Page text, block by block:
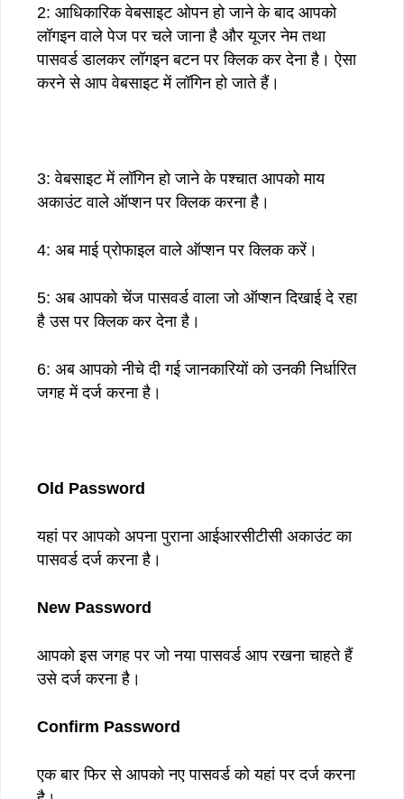
2: आधिकारिक वेबसाइट ओपन हो जाने के बाद आपको
लॉगइन वाले पेज पर चले जाना है और यूजर नेम तथा
पासवर्ड डालकर लॉगइन बटन पर क्लिक कर देना है। ऐसा
करने से आप वेबसाइट में लॉगिन हो जाते हैं।
3: वेबसाइट में लॉगिन हो जाने के पश्चात आपको माय
अकाउंट वाले ऑप्शन पर क्लिक करना है।
4: अब माई प्रोफाइल वाले ऑप्शन पर क्लिक करें।
5: अब आपको चेंज पासवर्ड वाला जो ऑप्शन दिखाई दे रहा
है उस पर क्लिक कर देना है।
6: अब आपको नीचे दी गई जानकारियों को उनकी निर्धारित
जगह में दर्ज करना है।
Old Password
यहां पर आपको अपना पुराना आईआरसीटीसी अकाउंट का
पासवर्ड दर्ज करना है।
New Password
आपको इस जगह पर जो नया पासवर्ड आप रखना चाहते हैं
उसे दर्ज करना है।
Confirm Password
एक बार फिर से आपको नए पासवर्ड को यहां पर दर्ज करना